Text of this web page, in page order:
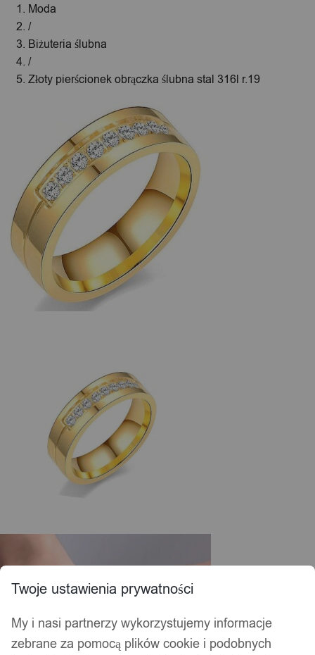
Moda
/
Biżuteria ślubna
/
Złoty pierścionek obrączka ślubna stal 316l r.19
Twoje ustawienia prywatności
My i nasi partnerzy wykorzystujemy informacje
zebrane za pomocą plików cookie i podobnych